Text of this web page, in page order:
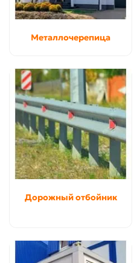
Металлочерепица
Дорожный отбойник